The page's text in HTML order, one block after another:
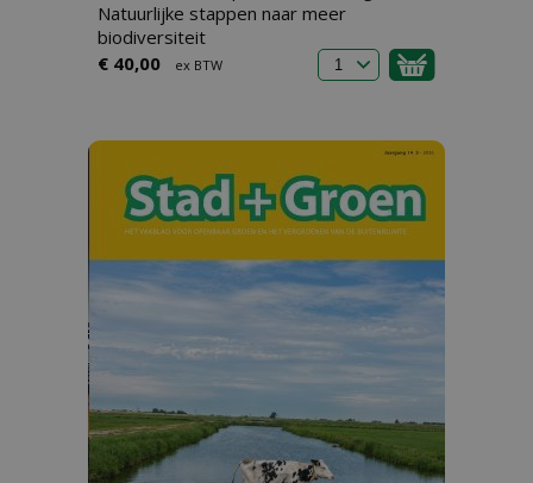
Natuurlijke stappen naar meer
biodiversiteit
€ 40,00
ex BTW